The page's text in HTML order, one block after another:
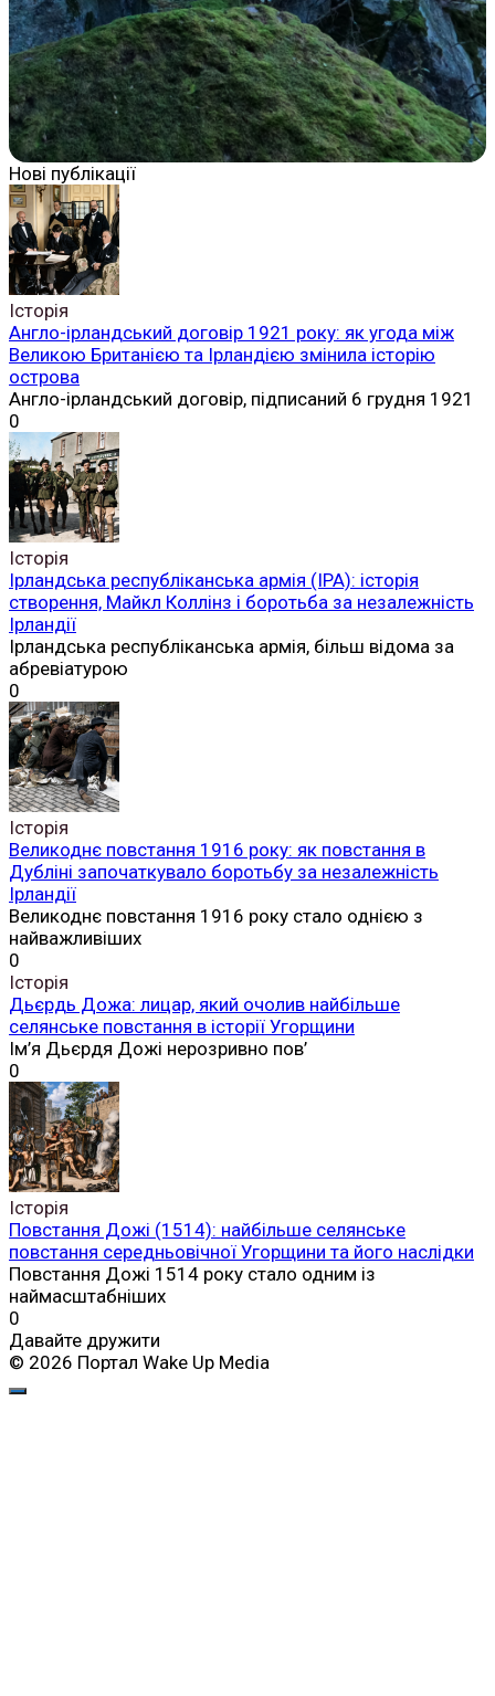
Нові публікації
Історія
Англо-ірландський договір 1921 року: як угода між
Великою Британією та Ірландією змінила історію
острова
Англо-ірландський договір, підписаний 6 грудня 1921
0
Історія
Ірландська республіканська армія (ІРА): історія
створення, Майкл Коллінз і боротьба за незалежність
Ірландії
Ірландська республіканська армія, більш відома за
абревіатурою
0
Історія
Великоднє повстання 1916 року: як повстання в
Дубліні започаткувало боротьбу за незалежність
Ірландії
Великоднє повстання 1916 року стало однією з
найважливіших
0
Історія
Дьєрдь Дожа: лицар, який очолив найбільше
селянське повстання в історії Угорщини
Ім’я Дьєрдя Дожі нерозривно пов’
0
Історія
Повстання Дожі (1514): найбільше селянське
повстання середньовічної Угорщини та його наслідки
Повстання Дожі 1514 року стало одним із
наймасштабніших
0
Давайте дружити
© 2026 Портал Wake Up Media